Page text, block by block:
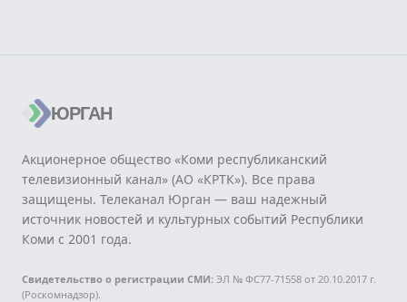
ЮРГАН
Акционерное общество «Коми республиканский
телевизионный канал» (АО «КРТК»). Все права
защищены. Телеканал Юрган — ваш надежный
источник новостей и культурных событий Республики
Коми с 2001 года.
Свидетельство о регистрации СМИ: ЭЛ № ФС77-71558 от 20.10.2017 г.
(Роскомнадзор).